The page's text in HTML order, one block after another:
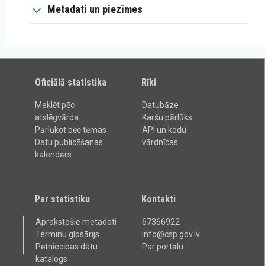
Metadati un piezīmes
Oficiālā statistika
Meklēt pēc
atslēgvārda
Pārlūkot pēc tēmas
Datu publicēšanas
kalendārs
Rīki
Datubāze
Karšu pārlūks
API un kodu
vārdnīcas
Par statistiku
Aprakstošie metadati
Terminu glosārijs
Pētniecības datu
katalogs
Kontakti
67366922
info@csp.gov.lv
Par portālu